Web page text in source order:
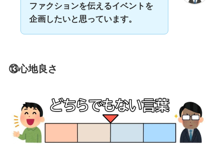
ファクションを伝えるイベントを
企画したいと思っています。
⑬心地良さ